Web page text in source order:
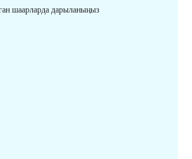
шаарларда дарыланыңыз